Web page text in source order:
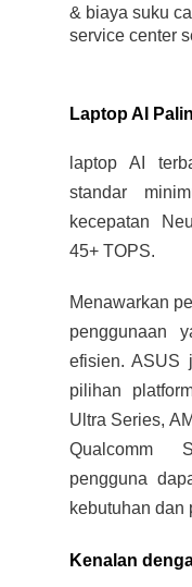
& biaya suku
service center
Laptop AI
laptop AI
standar
kecepatan
45+ TOPS.
Menawarkan
penggunaan
efisien. ASUS
pilihan
Ultra Series,
Qualcomm
pengguna
kebutuhan dan
Kenalan